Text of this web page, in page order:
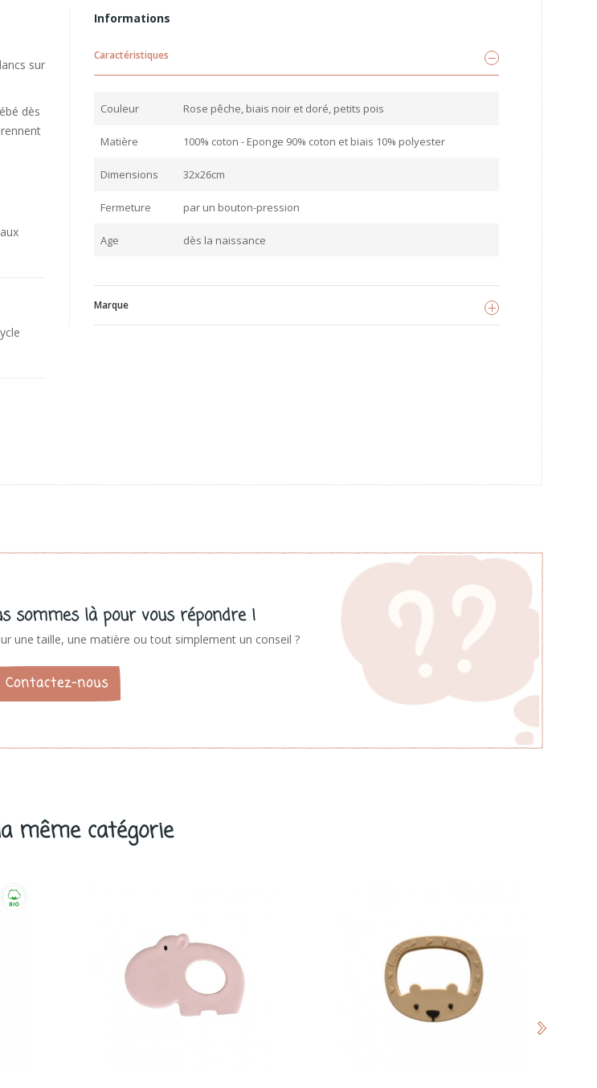
sur
dès
Informations
Caractéristiques
Couleur Rose pêche, biais noir et doré, petits pois
Matière 100% coton - Eponge 90% coton et biais 10% polyester
Dimensions 32x26cm
Fermeture par un bouton-pression
Age dès la naissance
Marque
sommes là pour vous répondre !
une taille, une matière ou tout simplement un conseil ?
Contactez-nous
même catégorie